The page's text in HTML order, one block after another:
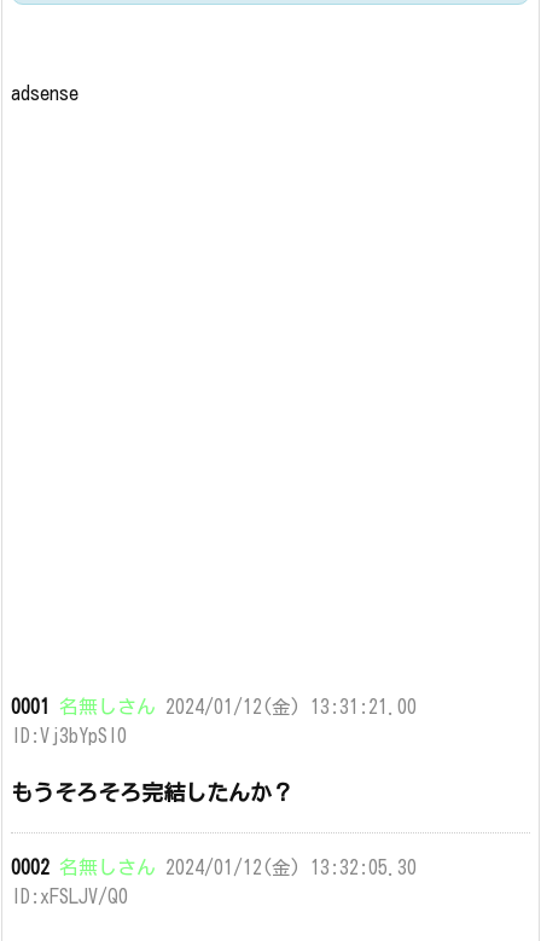
adsense
0001 名無しさん 2024/01/12(金) 13:31:21.00
ID:Vj3bYpSI0
もうそろそろ完結したんか？
0002 名無しさん 2024/01/12(金) 13:32:05.30
ID:xFSLJV/Q0